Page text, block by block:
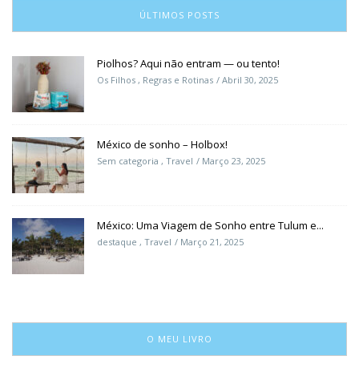
ÚLTIMOS POSTS
Piolhos? Aqui não entram — ou tento!
Os Filhos , Regras e Rotinas Abril 30, 2025
México de sonho – Holbox!
Sem categoria , Travel Março 23, 2025
México: Uma Viagem de Sonho entre Tulum e...
destaque , Travel Março 21, 2025
O MEU LIVRO